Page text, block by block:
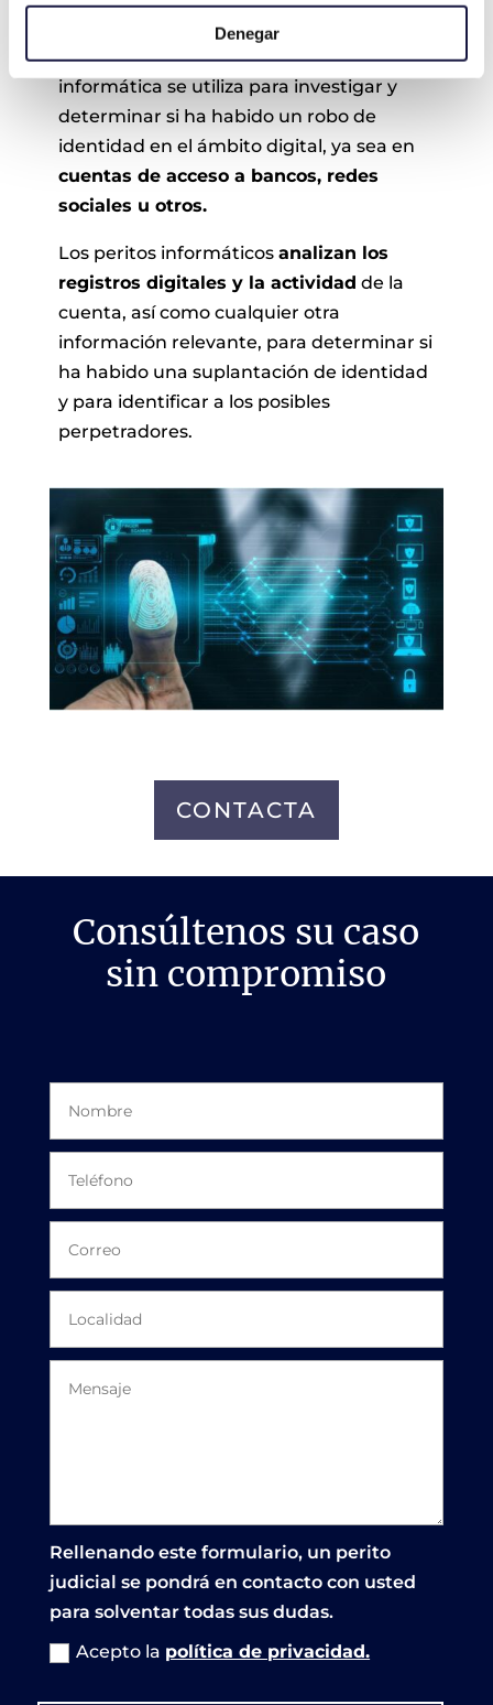
Denegar
El informe pericial de robo de identidad
informática se utiliza para investigar y
determinar si ha habido un robo de
identidad en el ámbito digital, ya sea en
cuentas de acceso a bancos, redes
sociales u otros.
Los peritos informáticos analizan los
registros digitales y la actividad de la
cuenta, así como cualquier otra
información relevante, para determinar si
ha habido una suplantación de identidad
y para identificar a los posibles
perpetradores.
CONTACTA
Consúltenos su caso
sin compromiso
Rellenando este formulario, un perito
judicial se pondrá en contacto con usted
para solventar todas sus dudas.
Acepto la política de privacidad.